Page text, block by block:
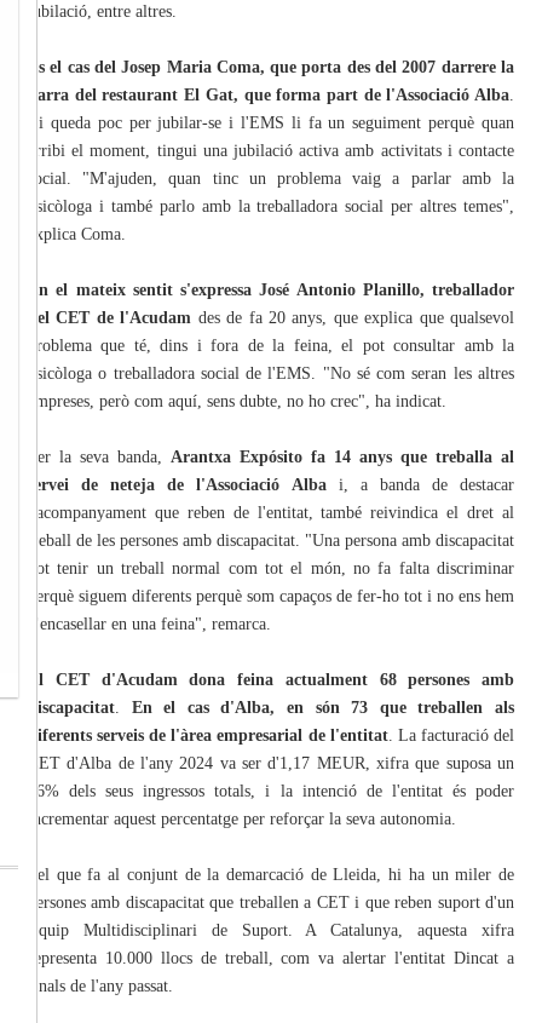
jubilació, entre altres.
És el cas del Josep Maria Coma, que porta des del 2007 darrere la
barra del restaurant El Gat, que forma part de l'Associació Alba
Li queda poc per jubilar-se i l'EMS li fa un seguiment perquè quan
arribi el moment, tingui una jubilació activa amb activitats i contacte
social. "M'ajuden, quan tinc un problema vaig a parlar amb la
psicòloga i també parlo amb la treballadora social per altres temes",
explica Coma.
En el mateix sentit s'expressa José Antonio Planillo, treballador
del CET de l'Acudam des de fa 20 anys, que explica que qualsevol
problema que té, dins i fora de la feina, el pot consultar amb la
psicòloga o treballadora social de l'EMS. "No sé com seran les altres
empreses, però com aquí, sens dubte, no ho crec", ha indicat.
Per la seva banda, Arantxa Expósito fa 14 anys que treballa al
servei de neteja de l'Associació Albai, a banda de destacar
l'acompanyament que reben de l'entitat, també reivindica el dret al
treball de les persones amb discapacitat. "Una persona amb discapacitat
pot tenir un treball normal com tot el món, no fa falta discriminar
perquè siguem diferents perquè som capaços de fer-ho tot i no ens hem
d'encasellar en una feina", remarca.
El CET d'Acudam dona feina actualment 68 persones amb
discapacitat
En el cas d'Alba, en són 73 que treballen als
diferents serveis de l'àrea empresarial de l'entitat. La facturació del
CET d'Alba de l'any 2024 va ser d'1,17 MEUR, xifra que suposa un
46% dels seus ingressos totals, i la intenció de l'entitat és poder
incrementar aquest percentatge per reforçar la seva autonomia.
Pel que fa al conjunt de la demarcació de Lleida, hi ha un miler de
persones amb discapacitat que treballen a CET i que reben suport d'un
Equip Multidisciplinari de Suport. A Catalunya, aquesta xifra
representa 10.000 llocs de treball, com va alertar l'entitat Dincat a
finals de l'any passat.